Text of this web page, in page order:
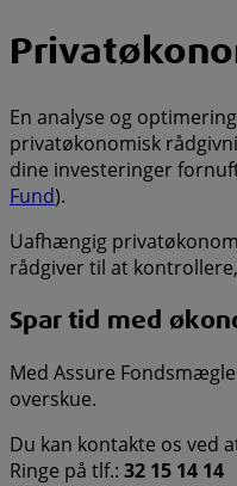
En analyse og
privatøkonomisk
dine investeringer
Fund).
Uafhængig
rådgiver til at
Spar tid med
Med Assure
overskue.
Du kan kontakte os ved
Ringe på tlf.: 32 15 14 14